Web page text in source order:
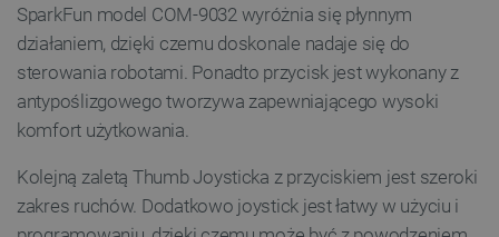
SparkFun model COM-9032 wyróżnia się płynnym
działaniem, dzięki czemu doskonale nadaje się do
sterowania robotami. Ponadto przycisk jest wykonany z
antypoślizgowego tworzywa zapewniającego wysoki
komfort użytkowania.
Kolejną zaletą Thumb Joysticka z przyciskiem jest szeroki
zakres ruchów. Dodatkowo joystick jest łatwy w użyciu i
PrestaShop-[abcdef0123456789]{32}
_lb .botland.com.pl